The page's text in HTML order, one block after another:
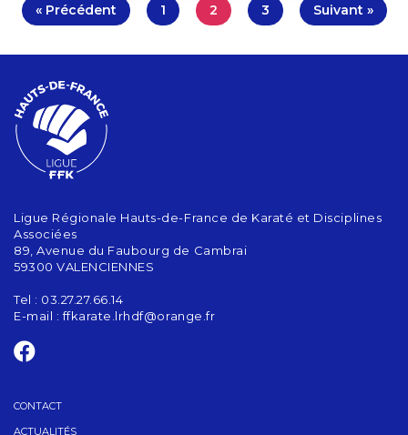
« Précédent 1 2 3 Suivant »
Ligue Régionale Hauts-de-France de Karaté et Disciplines
Associées
89, Avenue du Faubourg de Cambrai
59300 VALENCIENNES
Tel : 03.27.27.66.14
E-mail :ffkarate.lrhdf@orange.fr
CONTACT
ACTUALITÉS